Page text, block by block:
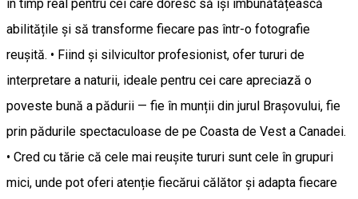
în timp real pentru cei care doresc să își îmbunătățească
abilitățile și să transforme fiecare pas într-o fotografie
reușită. • Fiind și silvicultor profesionist, ofer tururi de
interpretare a naturii, ideale pentru cei care apreciază o
poveste bună a pădurii — fie în munții din jurul Brașovului, fie
prin pădurile spectaculoase de pe Coasta de Vest a Canadei.
• Cred cu tărie că cele mai reușite tururi sunt cele în grupuri
mici, unde pot oferi atenție fiecărui călător și adapta fiecare